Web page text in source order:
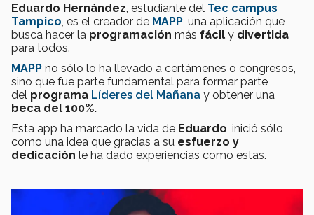
Eduardo Hernández , estudiante del Tec campus
Tampico , es el creador de MAPP una aplicación que
busca hacer la programación más fácil y divertida
para todos.
MAPP no sólo lo ha llevado a certámenes o congresos,
sino que fue parte fundamental para formar parte
del programa Líderes del Mañana y obtener una
beca del 100%.
Esta app ha marcado la vida de Eduardo , inició sólo
como una idea que gracias a su esfuerzo y
dedicación le ha dado experiencias como estas.